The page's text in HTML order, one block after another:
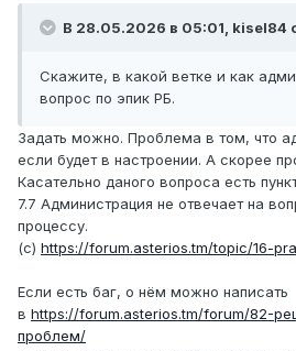
В 28.05.2026 в 05:01, kisel84
Скажите, в какой ветке и как
вопрос по эпик РБ.
Задать можно. Проблема в том, что
если будет в настроении. А скорее
Касательно даного вопроса есть
7.7 Администрация не отвечает на
процессу.
(с) https://forum.asterios.tm/topic/16-
Если есть баг, о нём можно написать
в https://forum.asterios.tm/forum/82-
проблем/